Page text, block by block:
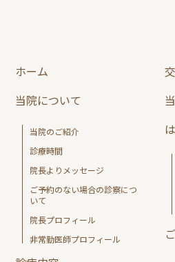
ホーム
当院について
当院のご紹介
診療時間
院長よりメッセージ
ご予約のない場合の診察につ
いて
院長プロフィール
非常勤医師プロフィール